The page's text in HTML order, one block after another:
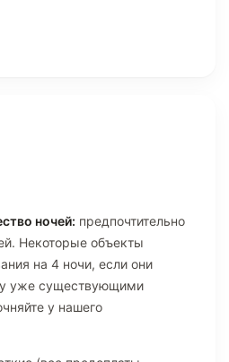
ночей: предпочтительно
Некоторые объекты
на 4 ночи, если они
уже существующими
у нашего